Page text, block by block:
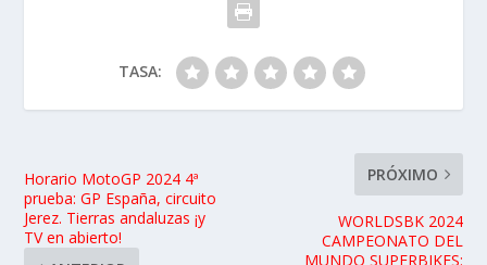
TASA:
Horario MotoGP 2024 4ª
prueba: GP España, circuito
Jerez. Tierras andaluzas ¡y
TV en abierto!
PRÓXIMO
WORLDSBK 2024
CAMPEONATO DEL
MUNDO SUPERBIKES: